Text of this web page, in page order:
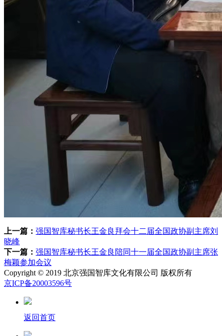
上一篇： 强国智库秘书长王金良拜会十二届全国政协副主席刘
晓峰
下一篇： 强国智库秘书长王金良陪同十一届全国政协副主席张
梅颖参加会议
Copyright © 2019 北京强国智库文化有限公司 版权所有
京ICP备20003596号
返回首页